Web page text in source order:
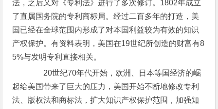
法，之后又对《专利法》进行了多次修订。1802年成立
了直属国务院的专利商标局。经过二百多年的打造，美
国已经在全球范围内形成了对本国利益较为有效的知识
产权保护。有资料表明，美国在19世纪所创造的财富有8
5%与发明专利直接相关。
20世纪70年代开始，欧洲、日本等国经济的崛
起给美国带来了巨大的压力，美国开始不断地修改专利
法、版权法和商标法，扩大知识产权保护范围，加强知